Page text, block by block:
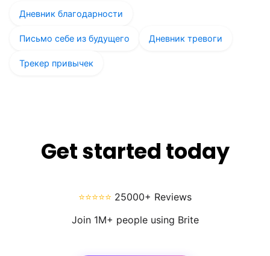
Дневник благодарности
Письмо себе из будущего Дневник тревоги
Трекер привычек
Get started today
⭐⭐⭐⭐⭐ 25000+ Reviews
Join 1M+ people using Brite